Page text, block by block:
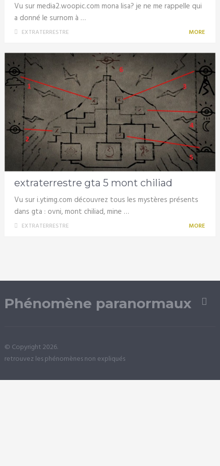
Vu sur media2.woopic.com mona lisa? je ne me rappelle qui
a donné le surnom à …
EXTRATERRESTRE MORE
extraterrestre gta 5 mont chiliad
Vu sur i.ytimg.com découvrez tous les mystères présents
dans gta : ovni, mont chiliad, mine …
EXTRATERRESTRE MORE
Phénomène paranormaux
© Copyright 2026.
retrouvez les phénomènes non expliqués